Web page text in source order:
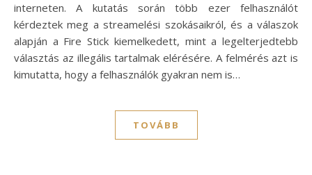
interneten. A kutatás során több ezer felhasználót
kérdeztek meg a streamelési szokásaikról, és a válaszok
alapján a Fire Stick kiemelkedett, mint a legelterjedtebb
választás az illegális tartalmak elérésére. A felmérés azt is
kimutatta, hogy a felhasználók gyakran nem is…
TOVÁBB